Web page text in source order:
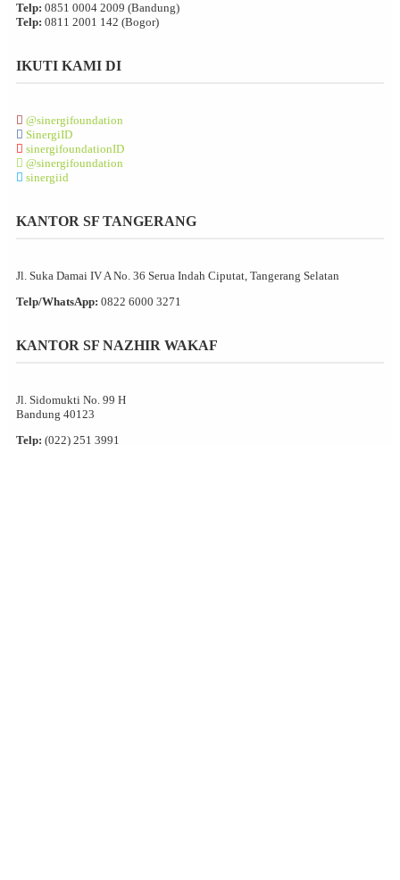
Telp: 0851 0004 2009 (Bandung)
Telp: 0811 2001 142 (Bogor)
IKUTI KAMI DI
@sinergifoundation
SinergiID
sinergifoundationID
@sinergifoundation
sinergiid
KANTOR SF TANGERANG
Jl. Suka Damai IV A No. 36 Serua Indah Ciputat, Tangerang Selatan
Telp/WhatsApp: 0822 6000 3271
KANTOR SF NAZHIR WAKAF
Jl. Sidomukti No. 99 H
Bandung 40123
Telp: (022) 251 3991